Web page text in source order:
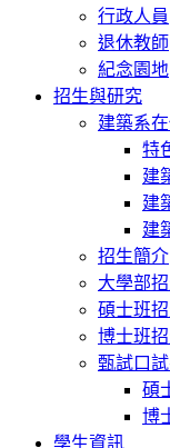
行政人員
退休教師
紀念園地
招生與研究
建築系
特
建
建
建
招生簡介
大學部
碩士班
博士班
甄試口
碩
博
學生資訊